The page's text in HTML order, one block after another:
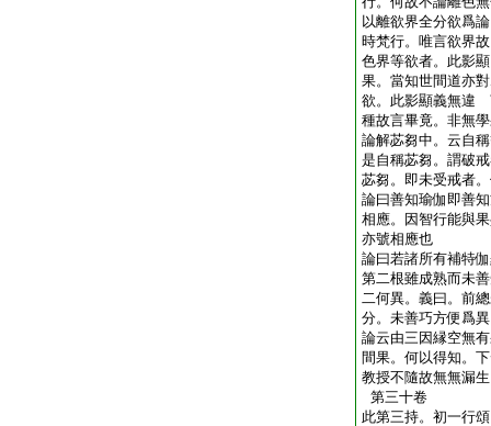
以離欲界全分欲爲
時梵行。唯言欲界
色界等欲者。此影
果。當知世間道亦
欲。此影顯義無違
種故言畢竟。非無
論解苾芻中。云自
是自稱苾芻。謂破
苾芻。即未受戒者
論曰善知瑜伽即善
相應。因智行能與
亦號相應也
論曰若諸所有補特
第二根雖成熟而未
二何異。義曰。前
分。未善巧方便爲異
論云由三因縁空無
間果。何以得知。
教授不隨故無無漏
第三十卷
此第三持。初一行